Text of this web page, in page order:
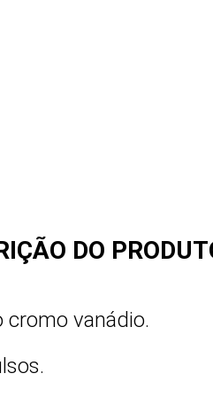
DO
cromo vanádio.